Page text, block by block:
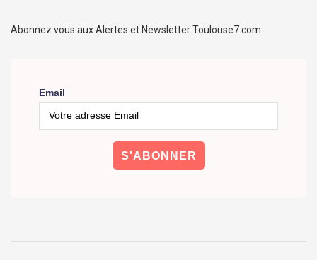
Abonnez vous aux Alertes et Newsletter Toulouse7.com
Email